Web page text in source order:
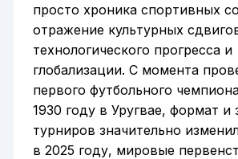
просто хроника спортивных
отражение культурных
технологического прогресса и
глобализации. С момента
первого футбольного
1930 году в Уругвае, формат и
турниров значительно
в 2025 году, мировые